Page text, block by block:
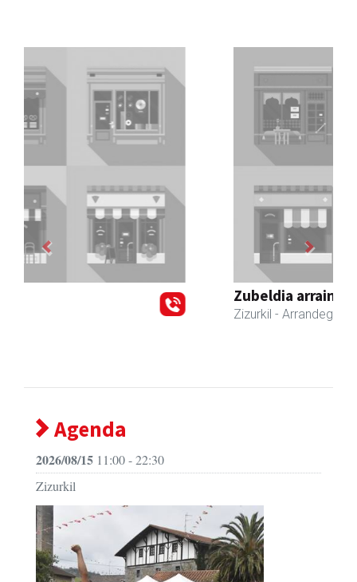
Zubeldia arrain eta mariskoa
Previous Next
Agenda
2026/08/15 11:00 - 22:30
Zizurkil